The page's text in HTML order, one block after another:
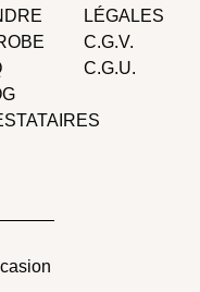
LÉGALES
C.G.V.
C.G.U.